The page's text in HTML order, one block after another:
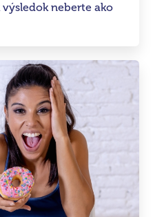
výsledok neberte ako